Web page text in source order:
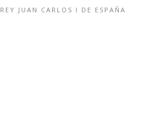
REY JUAN CARLOS I DE ESPAÑA